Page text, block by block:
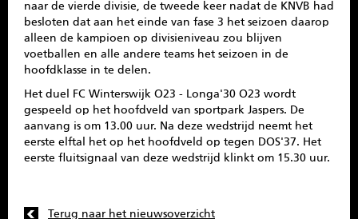
naar de vierde divisie, de tweede keer nadat de KNVB had
besloten dat aan het einde van fase 3 het seizoen daarop
alleen de kampioen op divisieniveau zou blijven
voetballen en alle andere teams het seizoen in de
hoofdklasse in te delen.
Het duel FC Winterswijk O23 - Longa'30 O23 wordt
gespeeld op het hoofdveld van sportpark Jaspers. De
aanvang is om 13.00 uur. Na deze wedstrijd neemt het
eerste elftal het op het hoofdveld op tegen DOS'37. Het
eerste fluitsignaal van deze wedstrijd klinkt om 15.30 uur.
Terug naar het nieuwsoverzicht